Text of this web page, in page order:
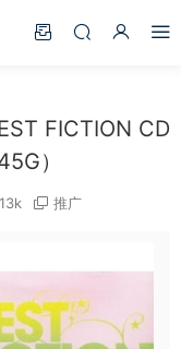
FICTION CD
）
推广